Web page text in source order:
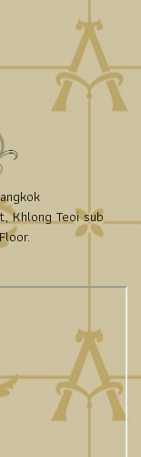
Khlong Teoi sub